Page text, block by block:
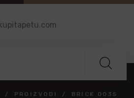
PROIZVODI BRICK 0035